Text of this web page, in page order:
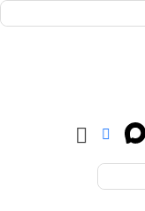
Search
for:
Search
for: